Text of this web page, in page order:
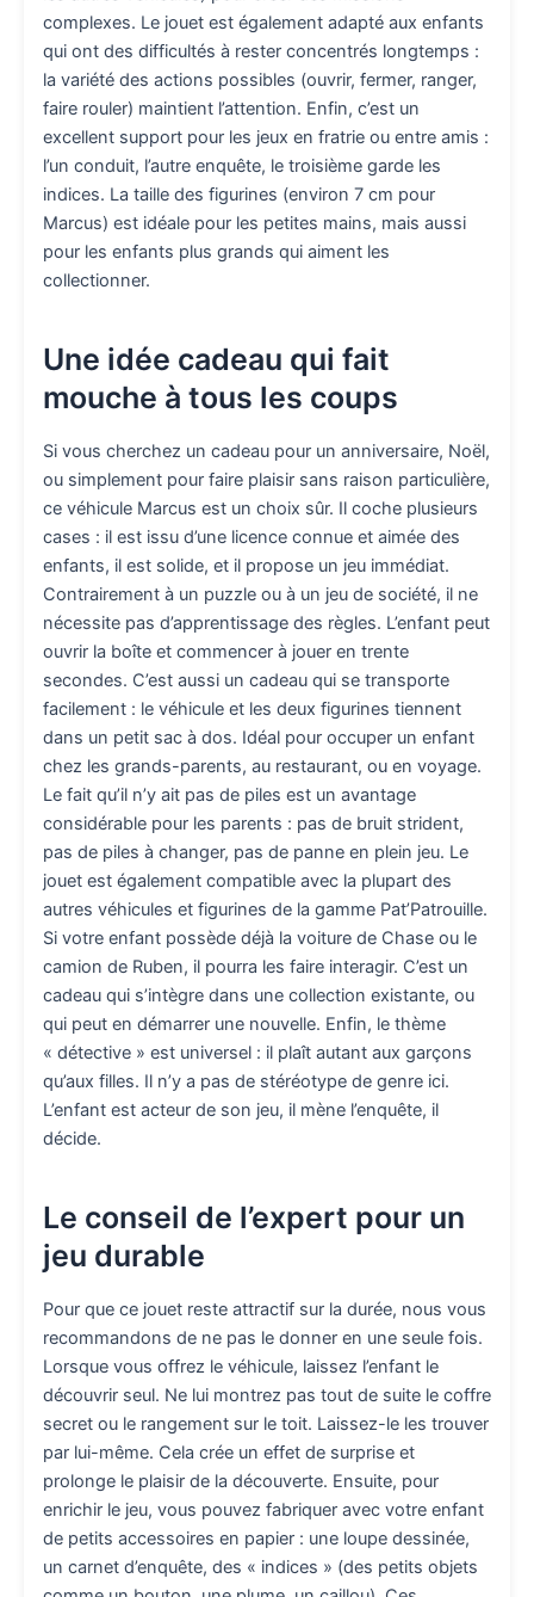
complexes. Le jouet est également adapté aux enfants
qui ont des difficultés à rester concentrés longtemps :
la variété des actions possibles (ouvrir, fermer, ranger,
faire rouler) maintient l’attention. Enfin, c’est un
excellent support pour les jeux en fratrie ou entre amis :
l’un conduit, l’autre enquête, le troisième garde les
indices. La taille des figurines (environ 7 cm pour
Marcus) est idéale pour les petites mains, mais aussi
pour les enfants plus grands qui aiment les
collectionner.
Une idée cadeau qui fait
mouche à tous les coups
Si vous cherchez un cadeau pour un anniversaire, Noël,
ou simplement pour faire plaisir sans raison particulière,
ce véhicule Marcus est un choix sûr. Il coche plusieurs
cases : il est issu d’une licence connue et aimée des
enfants, il est solide, et il propose un jeu immédiat.
Contrairement à un puzzle ou à un jeu de société, il ne
nécessite pas d’apprentissage des règles. L’enfant peut
ouvrir la boîte et commencer à jouer en trente
secondes. C’est aussi un cadeau qui se transporte
facilement : le véhicule et les deux figurines tiennent
dans un petit sac à dos. Idéal pour occuper un enfant
chez les grands-parents, au restaurant, ou en voyage.
Le fait qu’il n’y ait pas de piles est un avantage
considérable pour les parents : pas de bruit strident,
pas de piles à changer, pas de panne en plein jeu. Le
jouet est également compatible avec la plupart des
autres véhicules et figurines de la gamme Pat’Patrouille.
Si votre enfant possède déjà la voiture de Chase ou le
camion de Ruben, il pourra les faire interagir. C’est un
cadeau qui s’intègre dans une collection existante, ou
qui peut en démarrer une nouvelle. Enfin, le thème
« détective » est universel : il plaît autant aux garçons
qu’aux filles. Il n’y a pas de stéréotype de genre ici.
L’enfant est acteur de son jeu, il mène l’enquête, il
décide.
Le conseil de l’expert pour un
jeu durable
Pour que ce jouet reste attractif sur la durée, nous vous
recommandons de ne pas le donner en une seule fois.
Lorsque vous offrez le véhicule, laissez l’enfant le
découvrir seul. Ne lui montrez pas tout de suite le coffre
secret ou le rangement sur le toit. Laissez-le les trouver
par lui-même. Cela crée un effet de surprise et
prolonge le plaisir de la découverte. Ensuite, pour
enrichir le jeu, vous pouvez fabriquer avec votre enfant
de petits accessoires en papier : une loupe dessinée,
un carnet d’enquête, des « indices » (des petits objets